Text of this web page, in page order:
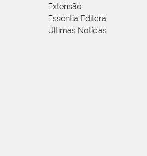
Extensão
Essentia Editora
Últimas Notícias